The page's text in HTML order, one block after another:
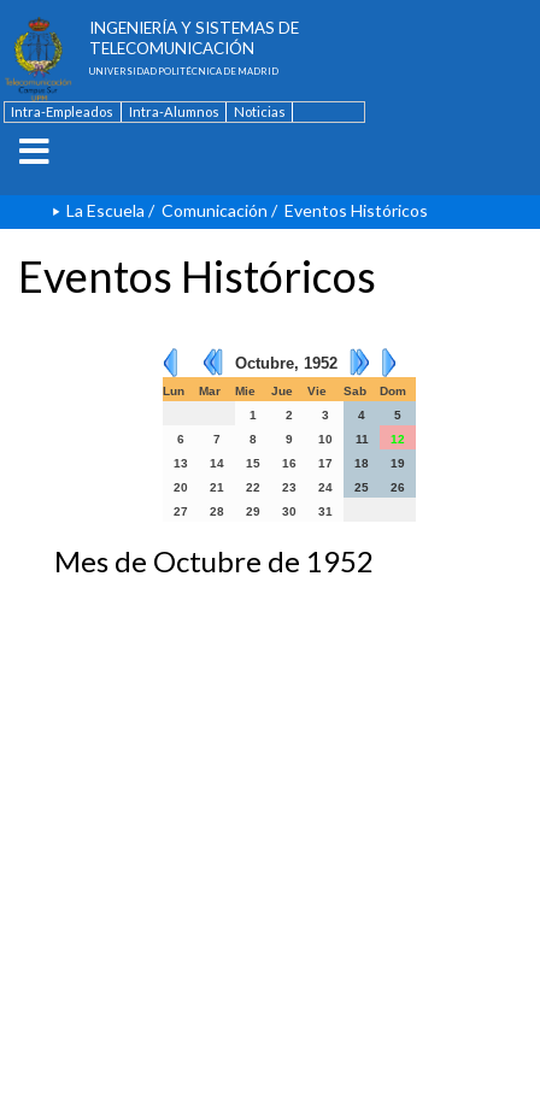
INGENIERÍA Y SISTEMAS DE
TELECOMUNICACIÓN
UNIVERSIDAD POLITÉCNICA DE MADRID
Intra-Empleados Intra-Alumnos
Noticias
La Escuela / Comunicación / Eventos Históricos
Eventos Históricos
Octubre, 1952
Lun Mar Mie Jue Vie Sab
Dom
1
2 3 4
5
6
7 8 9 10 11
12
13
14 15 16 17 18
19
20
21 22 23 24 25
26
27
28 29 30 31
Mes de Octubre de 1952